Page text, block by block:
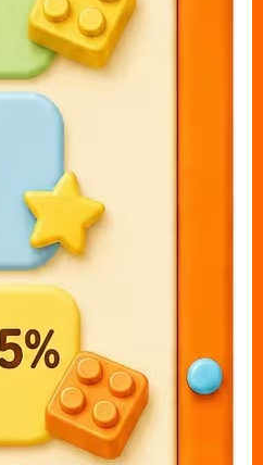
muneco bolsal LUFFY x1
20cm
MUNECO S/CAJAS bolsa
muneco cajas mi heroe
academia katsuki12cm
MUNECO C/CAJAS